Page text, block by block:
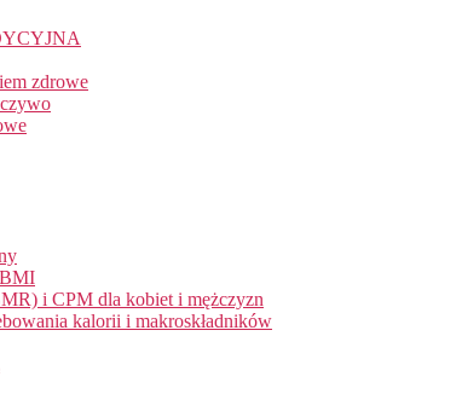
zdrowe
i CPM dla kobiet i mężczyzn
kalorii i makroskładników